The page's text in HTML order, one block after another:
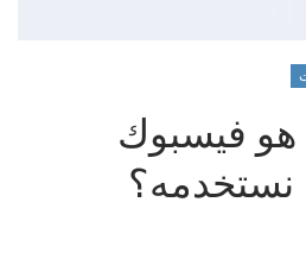
فيسبوك
نستخدمه؟